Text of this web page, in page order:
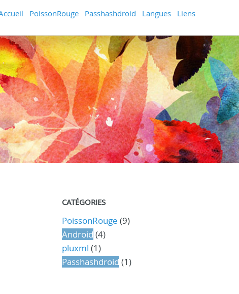
PoissonRouge Passhashdroid Langues Liens
CATÉGORIES
PoissonRouge (9)
Android (4)
pluxml (1)
Passhashdroid (1)